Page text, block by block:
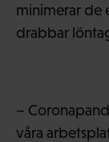
minimerar de
drabbar
–
våra